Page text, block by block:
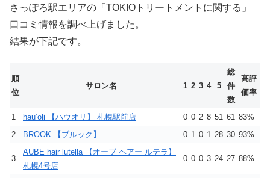
さっぽろ駅エリアの「TOKIOトリートメントに関する」
口コミ情報を調べ上げました。
結果が下記です。
順
位
サロン名 1 2 3 4 5
総
件
数
高評
価率
1 hau’oli 【ハウオリ】 札幌駅前店 0 0 2 8 51 61 83%
2
BROOK.【ブルック】 0 1 0 1 28 30 93%
3
AUBE hair lutella 【オーブ ヘアー ルテラ】
札幌4号店
0 0 0 3 24 27 88%